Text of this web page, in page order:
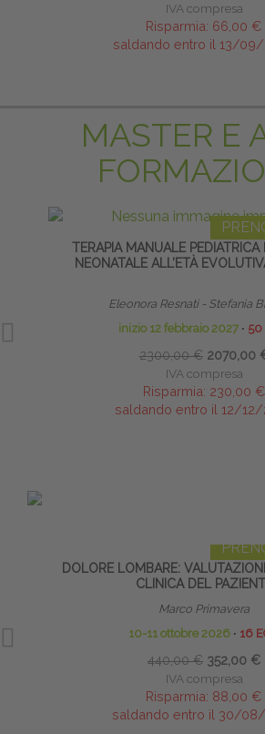
IVA compresa
Risparmia: 66,00 €
saldando entro il 13/
MASTER E
TERAPIA MANUALE PEDIATRICA
NEONATALE ALL’ETÀ
Eleonora Resnati - Stefania
inizio 12 febbraio 2027 ∙ 50
2300,00 € 2070,00
IVA compresa
Risparmia: 230,00 €
saldando entro il 12/12/
DOLORE LOMBARE:
CLINICA DEL
Marco Primavera
10-11 ottobre 2026 ∙ 16
440,00 € 352,00 €
IVA compresa
Risparmia: 88,00 €
saldando entro il 30/